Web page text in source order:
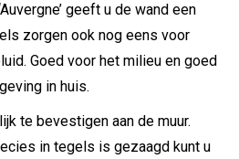
geeft u de wand een
zorgen ook nog eens voor
Goed voor het milieu en goed
in huis.
te bevestigen aan de muur.
in tegels is gezaagd kunt u